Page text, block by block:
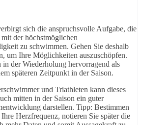
sich die anspruchsvolle Aufgabe, die
der höchstmöglichen
zu schwimmen. Gehen Sie deshalb
um Ihre Möglichkeiten auszuschöpfen.
in der Wiederholung hervorragend als
späteren Zeitpunkt in der Saison.
und Triathleten kann dieses
mitten in der Saison ein guter
darstellen. Tipp: Bestimmen
Herzfrequenz, notieren Sie später die